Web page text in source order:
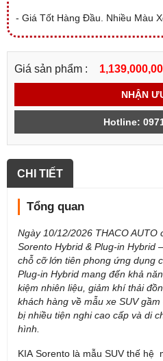
- Giá Tốt Hàng Đầu. Nhiều Màu
Giá sản phẩm :
NHẬN
Hotline:
CHI TIẾT
Tổng quan
Ngày 10/12/2026 THACO AUTO
Sorento Hybrid & Plug-in Hybrid
chỗ cỡ lớn tiên phong ứng dụng
Plug-in Hybrid mang đến khả
kiệm nhiên liệu, giảm khí thải
khách hàng về mẫu xe SUV
bị nhiều tiện nghi cao cấp và di
hình.
KIA Sorento là mẫu SUV thế hệ